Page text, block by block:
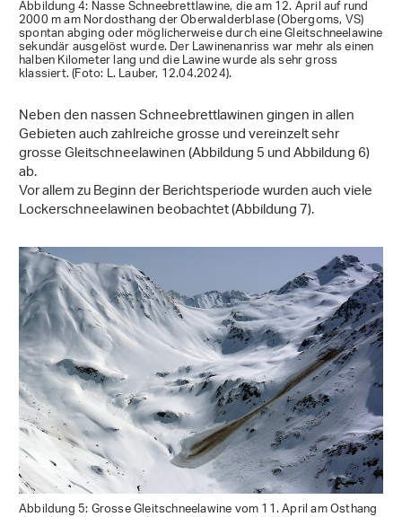
Abbildung 4: Nasse Schneebrettlawine, die am 12. April auf rund
2000 m am Nordosthang der Oberwalderblase (Obergoms, VS)
spontan abging oder möglicherweise durch eine Gleitschneelawine
sekundär ausgelöst wurde. Der Lawinenanriss war mehr als einen
halben Kilometer lang und die Lawine wurde als sehr gross
klassiert. (Foto: L. Lauber, 12.04.2024).
Neben den nassen Schneebrettlawinen gingen in allen
Gebieten auch zahlreiche grosse und vereinzelt sehr
grosse Gleitschneelawinen (Abbildung 5 und Abbildung 6)
ab.
Vor allem zu Beginn der Berichtsperiode wurden auch viele
Lockerschneelawinen beobachtet (Abbildung 7).
Abbildung 5: Grosse Gleitschneelawine vom 11. April am Osthang